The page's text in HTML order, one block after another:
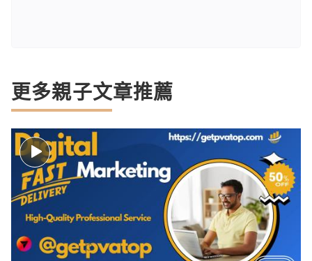
更多親子文章推薦